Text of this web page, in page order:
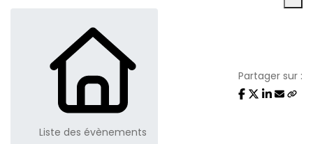
Liste des évènements
Partager sur :